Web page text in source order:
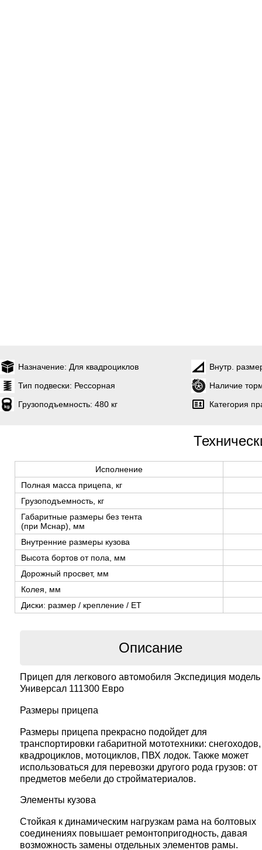
Назначение: Для квадроциклов
Внутр.
Тип подвески: Рессорная
Наличие
Грузоподъемность: 480 кг Категория
Исполнение
Полная масса прицепа, кг
Грузоподъемность, кг
Габаритные размеры без тента
(при Мснар), мм
Внутренние размеры кузова
Высота бортов от пола, мм
Дорожный просвет, мм
Колея, мм
Диски: размер / крепление / ЕТ
Описание
Прицеп для легкового автомобиля Экспедиция модель
Универсал 111300 Евро
Размеры прицепа
Размеры прицепа прекрасно подойдет для
транспортировки габаритной мототехники: снегоходов,
квадроциклов, мотоциклов, ПВХ лодок. Также может
использоваться для перевозки другого рода грузов: от
предметов мебели до стройматериалов.
Элементы кузова
Стойкая к динамическим нагрузкам рама на болтовых
соединениях повышает ремонтопригодность, давая
возможность замены отдельных элементов рамы.